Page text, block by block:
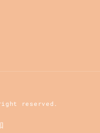
reserved.